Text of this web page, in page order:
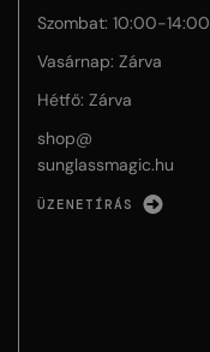
Szombat: 10:00-14:00
Vasárnap: Zárva
Hétfő: Zárva
shop@
sunglassmagic.hu
ÜZENETÍRÁS